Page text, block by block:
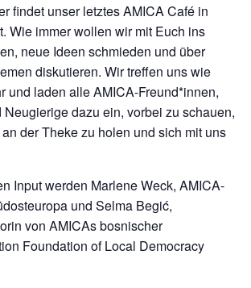
findet unser letztes AMICA Café in
Wie immer wollen wir mit Euch ins
neue Ideen schmieden und über
diskutieren. Wir treffen uns wie
und laden alle AMICA-Freund*innen,
Neugierige dazu ein, vorbei zu schauen,
der Theke zu holen und sich mit uns
Input werden Marlene Weck, AMICA-
und Selma Begić,
von AMICAs bosnischer
Foundation of Local Democracy